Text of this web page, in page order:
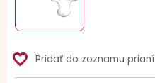
favorite_border Pridať do zoznamu prianí